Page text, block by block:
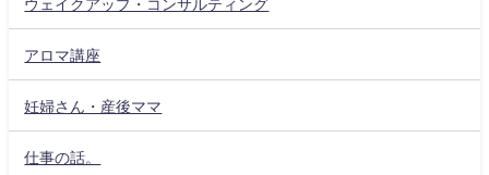
アロマ講座
妊婦さん・産後ママ
仕事の話。